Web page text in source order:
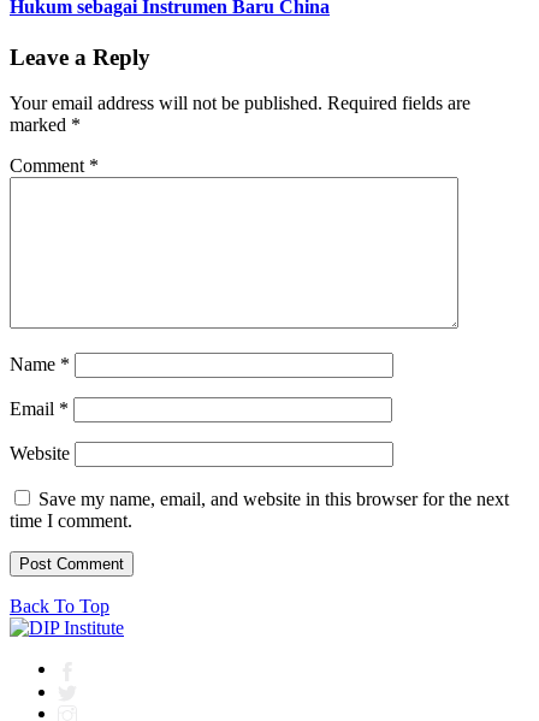
Hukum sebagai Instrumen Baru China
Leave a Reply
Your email address will not be published. Required fields are
marked *
Comment *
Name *
Email *
Website
Save my name, email, and website in this browser for the next
time I comment.
Back To Top